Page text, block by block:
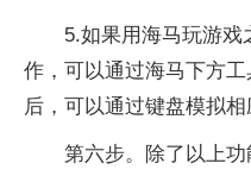
5.如果用海马玩游
作，可以通过海马下方
后，可以通过键盘模拟相
第六步。除了以上